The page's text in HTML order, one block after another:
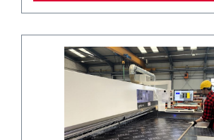
różnić od wstępnie deklarowanej.